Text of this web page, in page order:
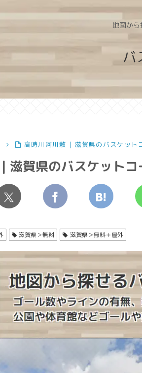
地図か
バ
高時川河川敷 | 滋賀県のバスケット
滋賀県のバスケットコ
滋賀県＞無料 滋賀県＞無料＋屋外